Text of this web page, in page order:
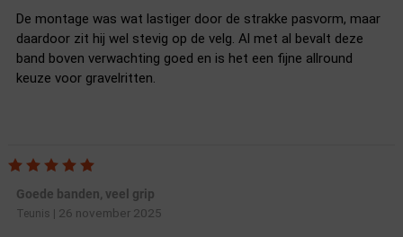
De montage was wat lastiger door de strakke pasvorm, maar
daardoor zit hij wel stevig op de velg. Al met al bevalt deze
band boven verwachting goed en is het een fijne allround
keuze voor gravelritten.
Goede banden, veel grip
Teunis 26 november 2025